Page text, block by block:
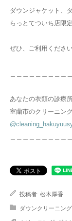
ダウンジャケット、
らっとてついち店限
ぜひ、ご利用くださ
あなたの衣類の診療
室蘭市のクリーニン
投稿者: 松木厚香
ダウンクリーニング